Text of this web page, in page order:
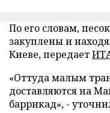
По его словам,
закуплены и
Киеве,передает
«Оттуда малым
доставляются на
баррикад», -